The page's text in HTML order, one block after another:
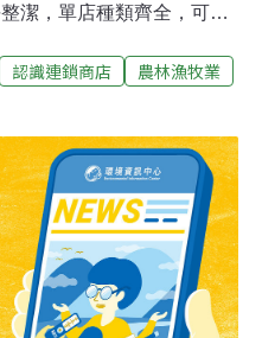
潔，單店種類齊全，可一
郵寄到家。我們都希望吃
但是經由上述各種通路購
一個正常運作的銷售系統
至消費者手中，有多重的
是安全無虞的。這些關
從運銷公司到連鎖超市，
關，不過從政府的報告發
實際檢驗的結果卻是難以
月公佈的市售農產品殘留
認識連鎖商店
農林漁牧業